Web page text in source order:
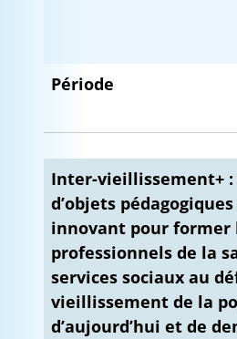
Période
Inter-vieillissement+
d’objets
innovant pour former
professionnels de la
services sociaux au
vieillissement de la
d’aujourd’hui et de